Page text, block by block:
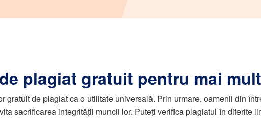
plagiat gratuit pentru mai
gratuit de plagiat ca o utilitate universală. Prin urmare, oamenii din
sacrificarea integrității muncii lor. Puteți verifica plagiatul în diferite